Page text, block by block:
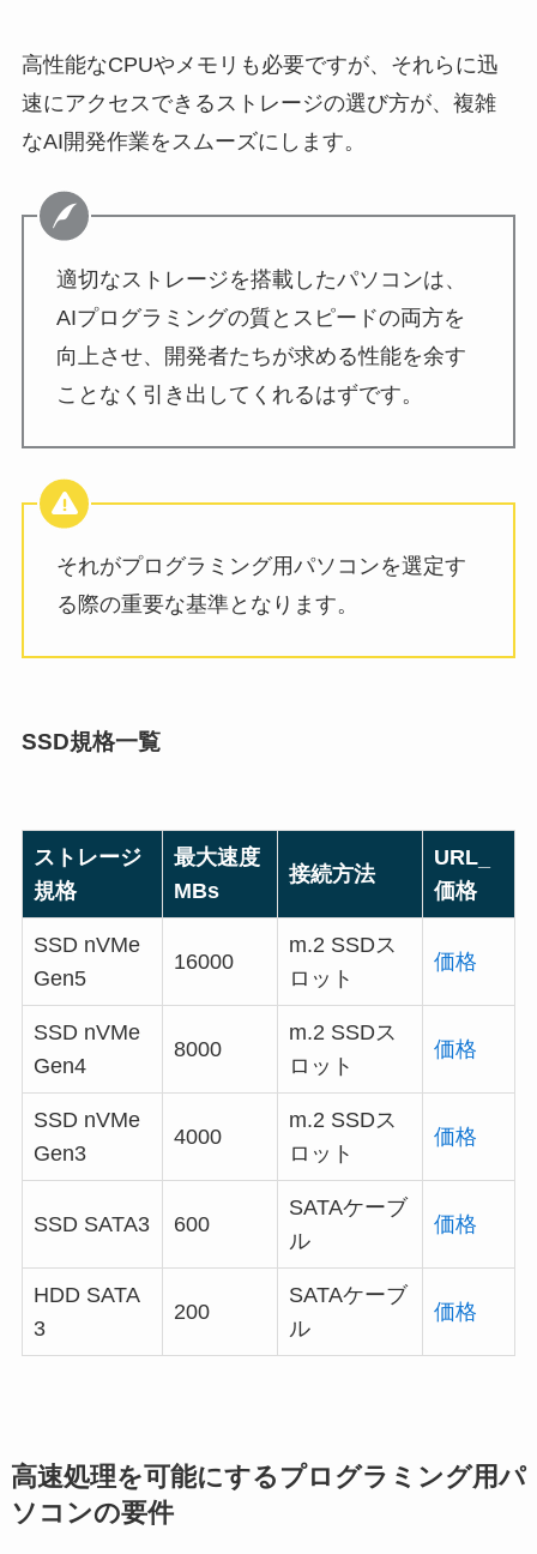
高性能なCPUやメモリも必要ですが、それらに迅
速にアクセスできるストレージの選び方が、複雑
なAI開発作業をスムーズにします。
適切なストレージを搭載したパソコンは、
AIプログラミングの質とスピードの両方を
向上させ、開発者たちが求める性能を余す
ことなく引き出してくれるはずです。
それがプログラミング用パソコンを選定す
る際の重要な基準となります。
SSD規格一覧
ストレージ
規格
最大速度
MBs
接続方法
URL_
価格
SSD nVMe
Gen5
16000
m.2 SSDス
ロット
価格
SSD nVMe
Gen4
8000
m.2 SSDス
ロット
価格
SSD nVMe
Gen3
4000
m.2 SSDス
ロット
価格
SSD SATA3 600
SATAケーブ
ル
価格
HDD SATA
3
200
SATAケーブ
ル
価格
高速処理を可能にするプログラミング用パ
ソコンの要件